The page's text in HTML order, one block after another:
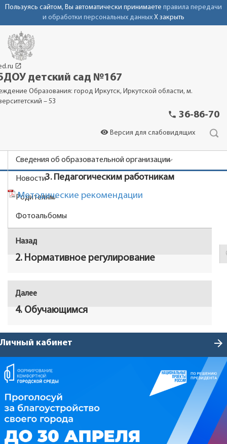
Пользуясь сайтом, Вы автоматически принимаете правила передачи
и обработки персональных данных X закрыть
launch
детский сад №167
Образования: город Иркутск, Иркутской области, м.
– 53
phone 36-86-70
visibility Версия для слабовидящих
Сведения об образовательной организации
Новости
Родителям
Фотоальбомы
3. Педагогическим работникам
Методические рекомендации
Навигация
по
записям
Назад
2. Нормативное регулирование
Далее
4. Обучающимся
Личный кабинет arrow_forward